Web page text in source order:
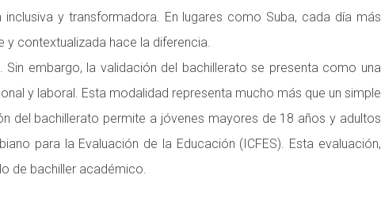
y transformadora. En lugares como Suba, cada día más
y contextualizada hace la diferencia.
embargo, la validación del bachillerato se presenta como una
y laboral. Esta modalidad representa mucho más que un simple
del bachillerato permite a jóvenes mayores de 18 años y adultos
para la Evaluación de la Educación (ICFES). Esta evaluación,
de bachiller académico.